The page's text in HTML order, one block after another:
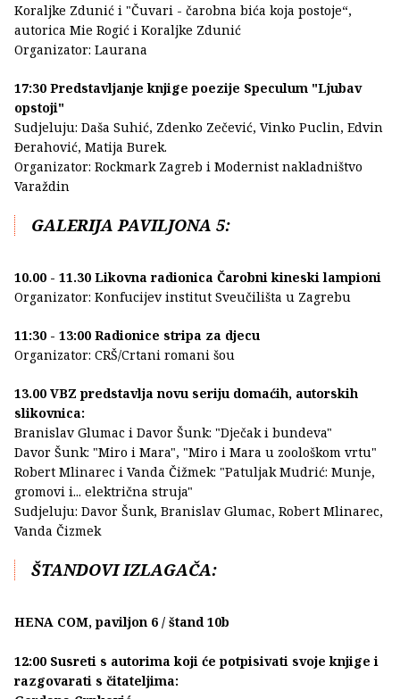
Koraljke Zdunić i "Čuvari - čarobna bića koja postoje“,
autorica Mie Rogić i Koraljke Zdunić
Organizator: Laurana
17:30 Predstavljanje knjige poezije Speculum "Ljubav
opstoji"
Sudjeluju: Daša Suhić, Zdenko Zečević, Vinko Puclin, Edvin
Đerahović, Matija Burek.
Organizator: Rockmark Zagreb i Modernist nakladništvo
Varaždin
GALERIJA PAVILJONA 5:
10.00 - 11.30 Likovna radionica Čarobni kineski lampioni
Organizator: Konfucijev institut Sveučilišta u Zagrebu
11:30 - 13:00 Radionice stripa za djecu
Organizator: CRŠ/Crtani romani šou
13.00 VBZ predstavlja novu seriju domaćih, autorskih
slikovnica:
Branislav Glumac i Davor Šunk: "Dječak i bundeva"
Davor Šunk: "Miro i Mara", "Miro i Mara u zoološkom vrtu"
Robert Mlinarec i Vanda Čižmek: "Patuljak Mudrić: Munje,
gromovi i... električna struja"
Sudjeluju: Davor Šunk, Branislav Glumac, Robert Mlinarec,
Vanda Čizmek
ŠTANDOVI IZLAGAČA:
HENA COM, paviljon 6 / štand 10b
12:00 Susreti s autorima koji će potpisivati svoje knjige i
razgovarati s čitateljima: